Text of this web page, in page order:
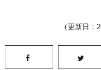
（更新日：